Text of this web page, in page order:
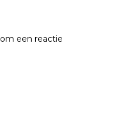
om een reactie